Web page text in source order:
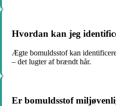
Hvordan kan jeg
Ægte bomuldsstof kan
– det lugter af brændt hår.
Er bomuldsstof